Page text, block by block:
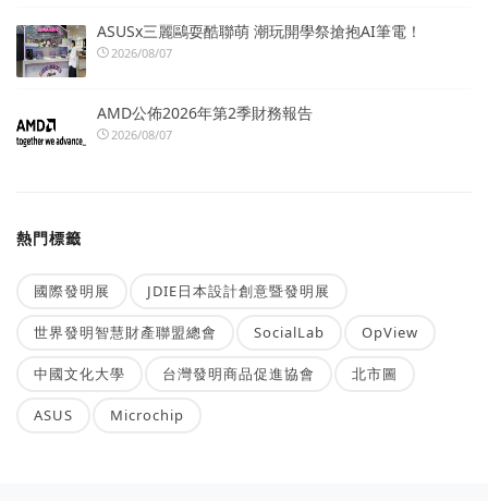
ASUSx三麗鷗耍酷聯萌 潮玩開學祭搶抱AI筆電！
2026/08/07
AMD公佈2026年第2季財務報告
2026/08/07
熱門標籤
國際發明展 JDIE日本設計創意暨發明展
世界發明智慧財產聯盟總會 SocialLab OpView
中國文化大學 台灣發明商品促進協會 北市圖
ASUS Microchip